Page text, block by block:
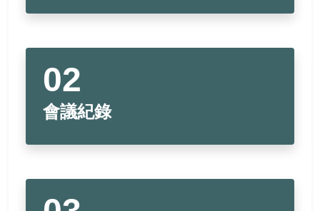
會員資料
會員登出
會議紀錄